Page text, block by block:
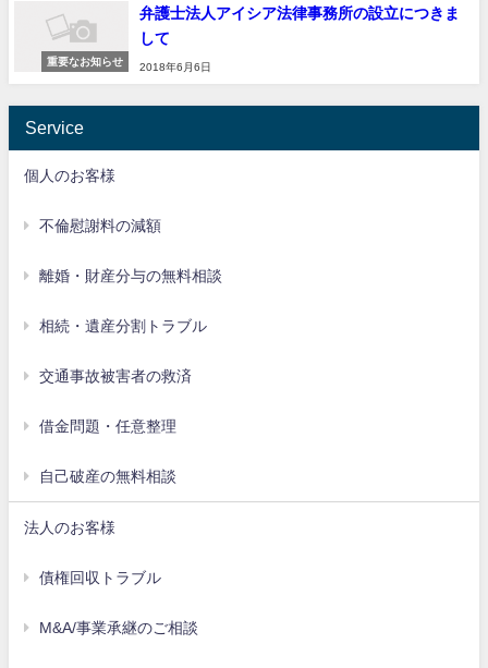
重要なお知らせ
弁護士法人アイシア法律事務所の設立につきま
して
2018年6月6日
Service
個人のお客様
不倫慰謝料の減額
離婚・財産分与の無料相談
相続・遺産分割トラブル
交通事故被害者の救済
借金問題・任意整理
自己破産の無料相談
法人のお客様
債権回収トラブル
M&A/事業承継のご相談